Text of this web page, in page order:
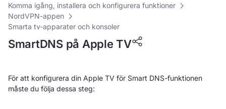
Komma igång, installera och konfigurera funktioner
NordVPN-appen
Smarta tv-apparater och konsoler
SmartDNS på Apple TV
För att konfigurera din Apple TV för Smart DNS-funktionen
måste du följa dessa steg: